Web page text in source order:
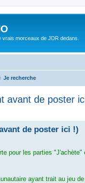
vrais morceaux de JDR dedans.
Je recherche
avant de poster
de poster ici !)
pour les parties "J'achète"
ayant trait au jeu